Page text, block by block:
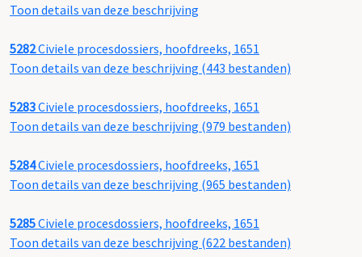
Toon details van deze beschrijving
5282Civiele procesdossiers, hoofdreeks, 1651
Toon details van deze beschrijving (443 bestanden)
5283Civiele procesdossiers, hoofdreeks, 1651
Toon details van deze beschrijving (979 bestanden)
5284Civiele procesdossiers, hoofdreeks, 1651
Toon details van deze beschrijving (965 bestanden)
5285Civiele procesdossiers, hoofdreeks, 1651
Toon details van deze beschrijving (622 bestanden)